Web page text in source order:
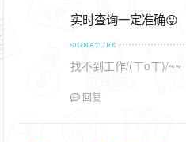
实时查询一定准确😛
找不到工作/(ㄒoㄒ)/~~
回复